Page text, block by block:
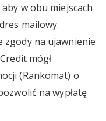
w obu miejscach
mailowy.
zgody na ujawnienie
mógł
(Rankomat) o
na wypłatę